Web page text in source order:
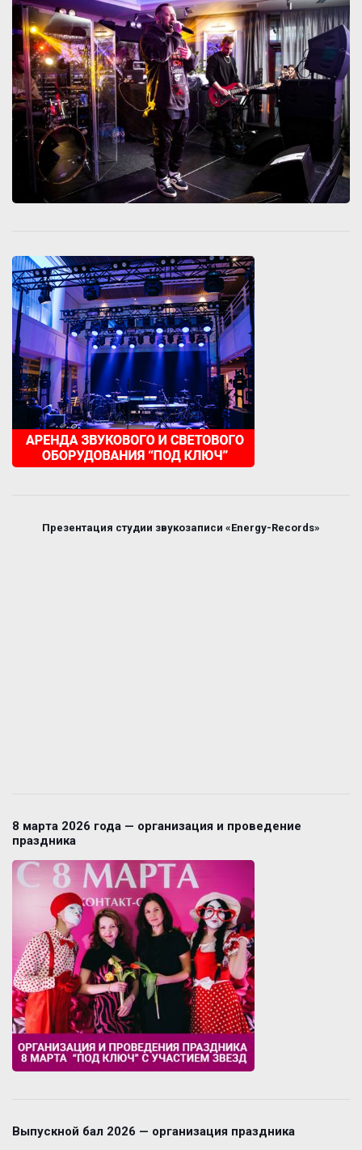
Презентация студии звукозаписи «Energy-Records»
8 марта 2026 года — организация и проведение
праздника
Выпускной бал 2026 — организация праздника